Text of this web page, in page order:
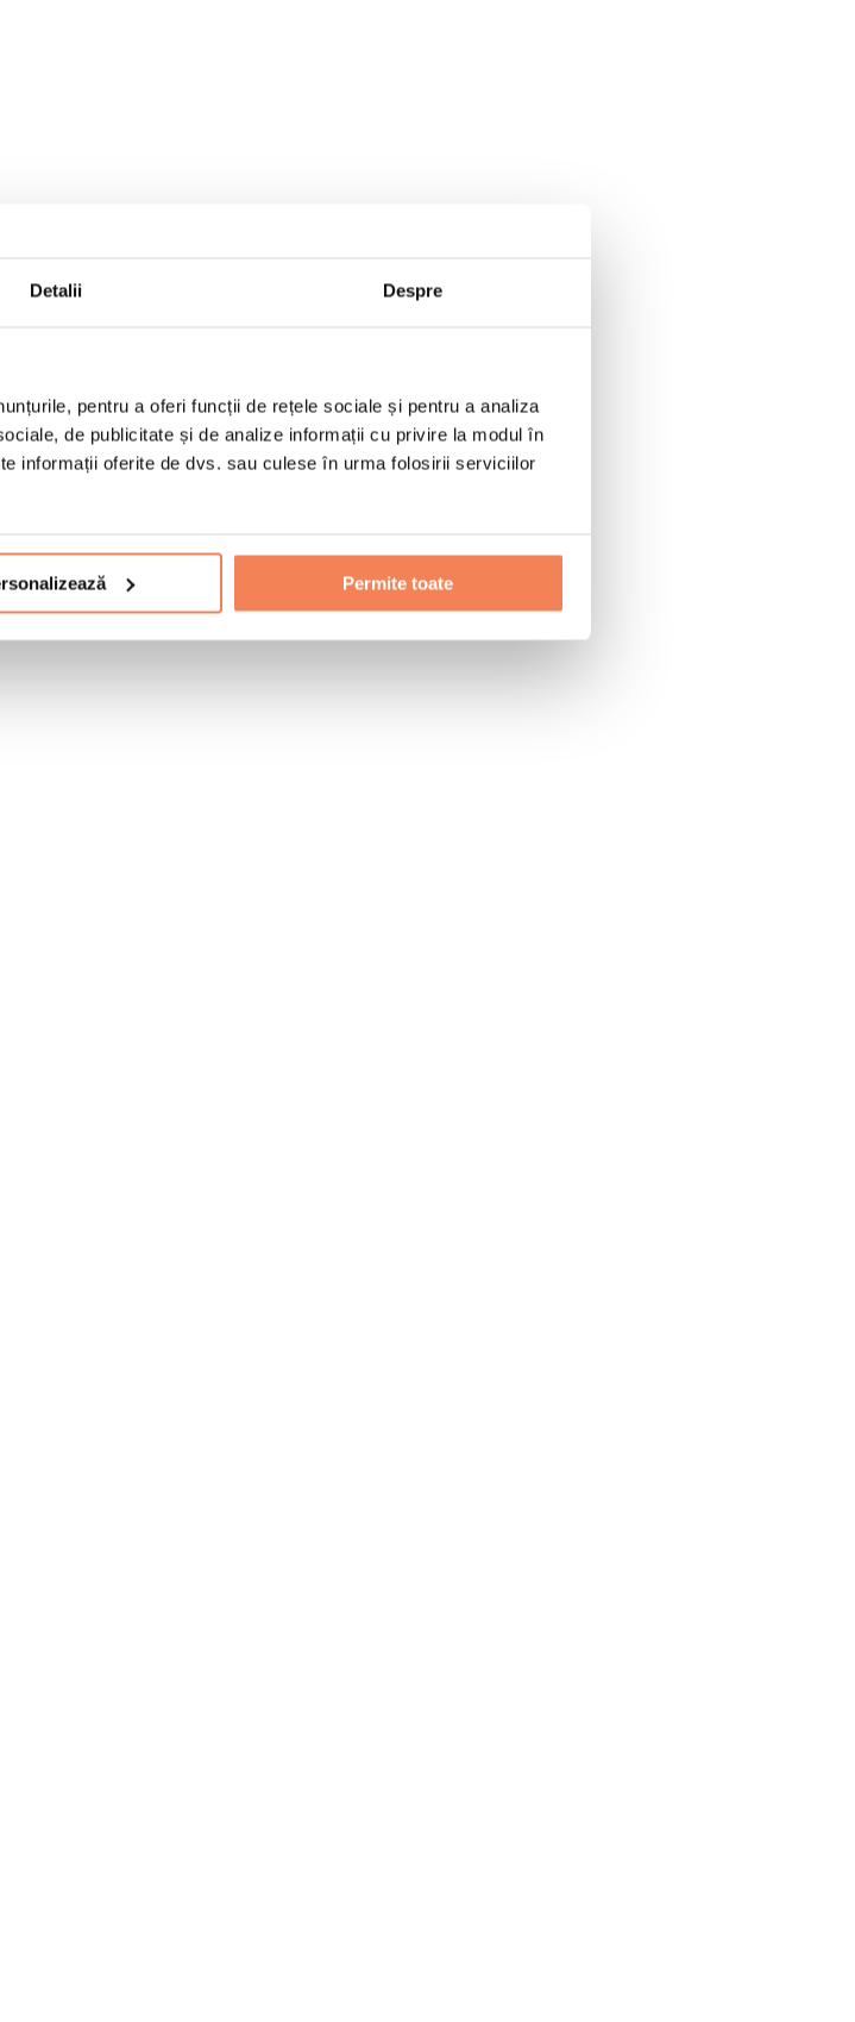
Detalii Despre
pentru a oferi funcții de rețele sociale și pentru a analiza
de publicitate și de analize informații cu privire la modul în
informații oferite de dvs. sau culese în urma folosirii serviciilor
Permite toate